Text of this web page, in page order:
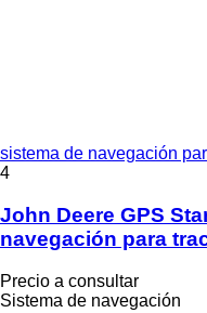
sistema de navegación
4
John Deere GPS
navegación para
Precio a consultar
Sistema de navegación